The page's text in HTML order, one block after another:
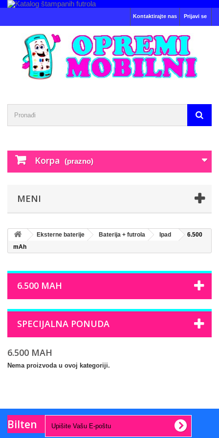
Prijavi se
Kontaktirajte nas
Korpa (prazno)
MENI
Eksterne baterije Baterija + futrola Ipad
6.500
mAh
6.500 MAH
SPECIJALNA PONUDA
6.500 MAH
Nema proizvoda u ovoj kategoriji.
Bilten